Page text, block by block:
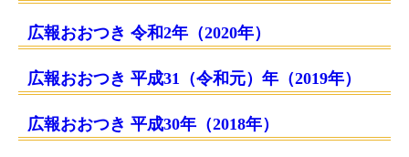
広報おおつき 令和2年（2020年）
広報おおつき 平成31（令和元）年（2019年）
広報おおつき 平成30年（2018年）